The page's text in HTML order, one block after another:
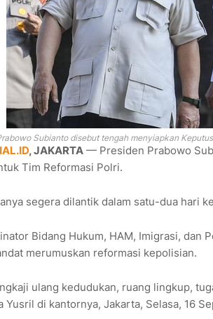
Subianto disebut tengah menyiapkan
, JAKARTA — Presiden Prabowo
Tim Reformasi Polri.
segera dilantik dalam satu-dua hari
Bidang Hukum, HAM, Imigrasi, dan
merumuskan reformasi kepolisian.
ulang kedudukan, ruang lingkup,
Yusril di kantornya, Jakarta, Selasa, 16